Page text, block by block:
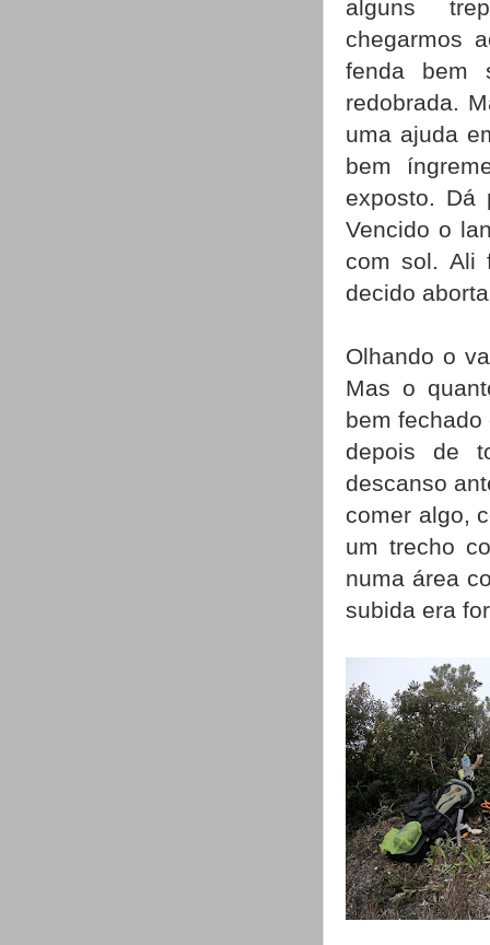
alguns
chegarmos
fenda bem
redobrada.
uma ajuda
bem
exposto. Dá
Vencido o
com sol. Ali
decido
Olhando o
Mas o
bem
depois de
descanso
comer algo,
um trecho
numa área
subida era